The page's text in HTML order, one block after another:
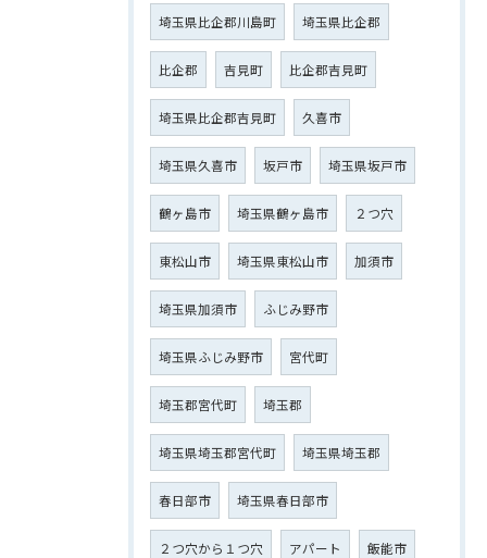
埼玉県比企郡川島町 埼玉県比企郡
比企郡 吉見町 比企郡吉見町
埼玉県比企郡吉見町 久喜市
埼玉県久喜市 坂戸市 埼玉県坂戸市
鶴ヶ島市 埼玉県鶴ヶ島市 ２つ穴
東松山市 埼玉県東松山市 加須市
埼玉県加須市 ふじみ野市
埼玉県ふじみ野市 宮代町
埼玉郡宮代町 埼玉郡
埼玉県埼玉郡宮代町 埼玉県埼玉郡
春日部市 埼玉県春日部市
２つ穴から１つ穴 アパート 飯能市